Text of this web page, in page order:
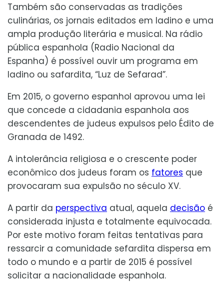
Também são conservadas as tradições
culinárias, os jornais editados em ladino e uma
ampla produção literária e musical. Na rádio
pública espanhola (Radio Nacional da
Espanha) é possível ouvir um programa em
ladino ou safardita, “Luz de Sefarad”.
Em 2015, o governo espanhol aprovou uma lei
que concede a cidadania espanhola aos
descendentes de judeus expulsos pelo Édito de
Granada de 1492.
A intolerância religiosa e o crescente poder
econômico dos judeus foram os fatores que
provocaram sua expulsão no século XV.
A partir da perspectiva atual, aquela decisão é
considerada injusta e totalmente equivocada.
Por este motivo foram feitas tentativas para
ressarcir a comunidade sefardita dispersa em
todo o mundo e a partir de 2015 é possível
solicitar a nacionalidade espanhola.